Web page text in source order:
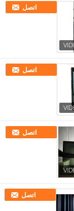
اتصل
اتصل
اتصل
اتصل